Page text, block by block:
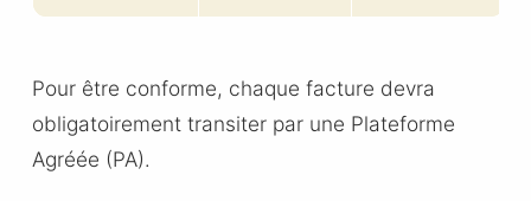
Pour être conforme, chaque facture devra
obligatoirement transiter par une Plateforme
Agréée (PA).